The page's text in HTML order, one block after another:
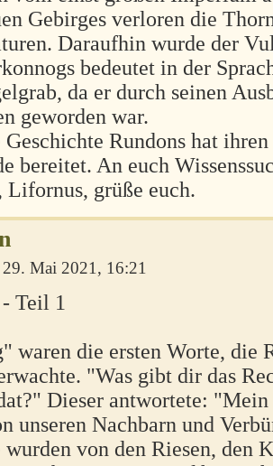
Gebirges verloren die
Daraufhin wurde der
bedeutet in der
da er durch seinen
geworden war.
Rundons hat
bereitet. An euch
Lifornus, grüße euch.
29. Mai 2021, 16:21
Teil 1
waren die ersten Worte, die
"Was gibt dir das
Dieser antwortete:
unseren Nachbarn und
wurden von den Riesen, den